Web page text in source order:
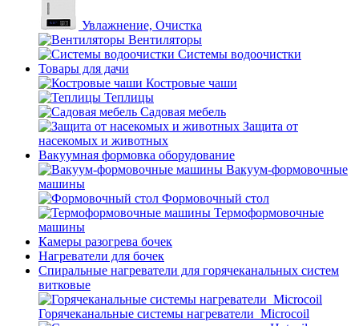
Увлажнение, Очистка
Вентиляторы
Системы водоочистки
Товары для дачи
Костровые чаши
Теплицы
Садовая мебель
Защита от
насекомых и животных
Вакуумная формовка оборудование
Вакуум-формовочные
машины
Формовочный стол
Термоформовочные
машины
Камеры разогрева бочек
Нагреватели для бочек
Спиральные нагреватели для горячеканальных систем
витковые
Горячеканальные системы нагреватели_Microcoil